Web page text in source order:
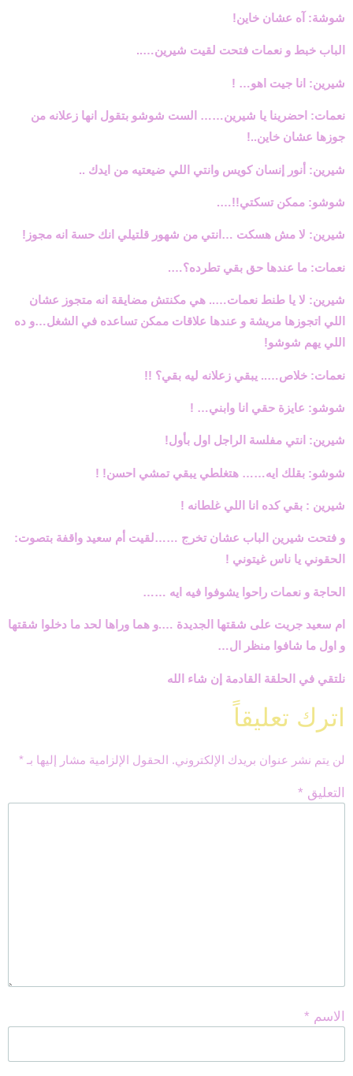
شوشة: آه عشان خاين!
الباب خبط و نعمات فتحت لقيت شيرين…..
شيرين: انا جيت اهو… !
نعمات: احضرينا يا شيرين…… الست شوشو بتقول انها زعلانه من
جوزها عشان خاين..!
شيرين: أنور إنسان كويس وانتي اللي ضيعتيه من ايدك ..
شوشو: ممكن تسكتي!!….
شيرين: لا مش هسكت …انتي من شهور قلتيلي انك حسة انه مجوز!
نعمات: ما عندها حق بقي تطرده؟….
شيرين: لا يا طنط نعمات….. هي مكنتش مضايقة انه متجوز عشان
اللي اتجوزها مريشة و عندها علاقات ممكن تساعده في الشغل…و ده
اللي يهم شوشو!
نعمات: خلاص….. يبقي زعلانه ليه بقي؟ !!
شوشو: عايزة حقي انا وابني… !
شيرين: انتي مفلسة الراجل اول بأول!
شوشو: بقلك ايه…… هتغلطي يبقي تمشي احسن! !
شيرين : بقي كده انا اللي غلطانه !
و فتحت شيرين الباب عشان تخرج ……لقيت أم سعيد واقفة بتصوت:
الحقوني يا ناس غيتوني !
الحاجة و نعمات راحوا يشوفوا فيه ايه ……
ام سعيد جريت على شقتها الجديدة ….و هما وراها لحد ما دخلوا شقتها
و اول ما شافوا منظر ال…
نلتقي في الحلقة القادمة إن شاء الله
اترك تعليقاً
لن يتم نشر عنوان بريدك الإلكتروني. الحقول الإلزامية مشار إليها بـ *
التعليق *
الاسم *